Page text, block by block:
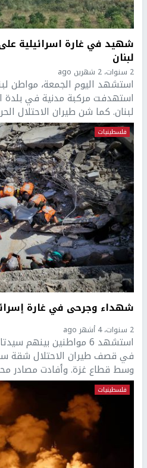
شهيد في غارة اسرائيلية على
لبنان
2 سنوات، 2 شهرين ago
استشهد اليوم الجمعة، مواطن
استهدفت مركبة مدنية في بلدة
لبنان. كما شن طيران الاحتلال
فلسطينيات
شهداء وجرحى في غارة
2 سنوات، 4 أشهر ago
استشهد 6 مواطنين
في قصف طيران الاحتلال شقة
وسط قطاع غزة. وأفادت مصادر
فلسطينيات